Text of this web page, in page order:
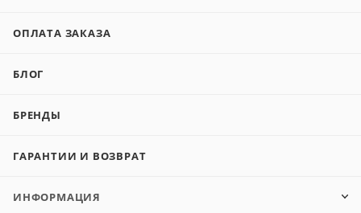
ОПЛАТА ЗАКАЗА
БЛОГ
БРЕНДЫ
ГАРАНТИИ И ВОЗВРАТ
ИНФОРМАЦИЯ